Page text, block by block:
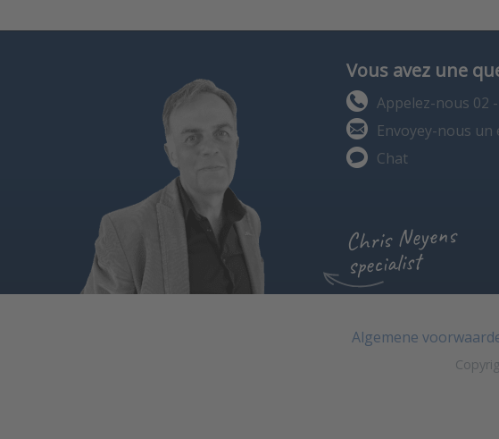
Vous avez une
Appelez-nous 02
Envoyey-nous un
Chat
Chris Neyens
specialist
Algemene